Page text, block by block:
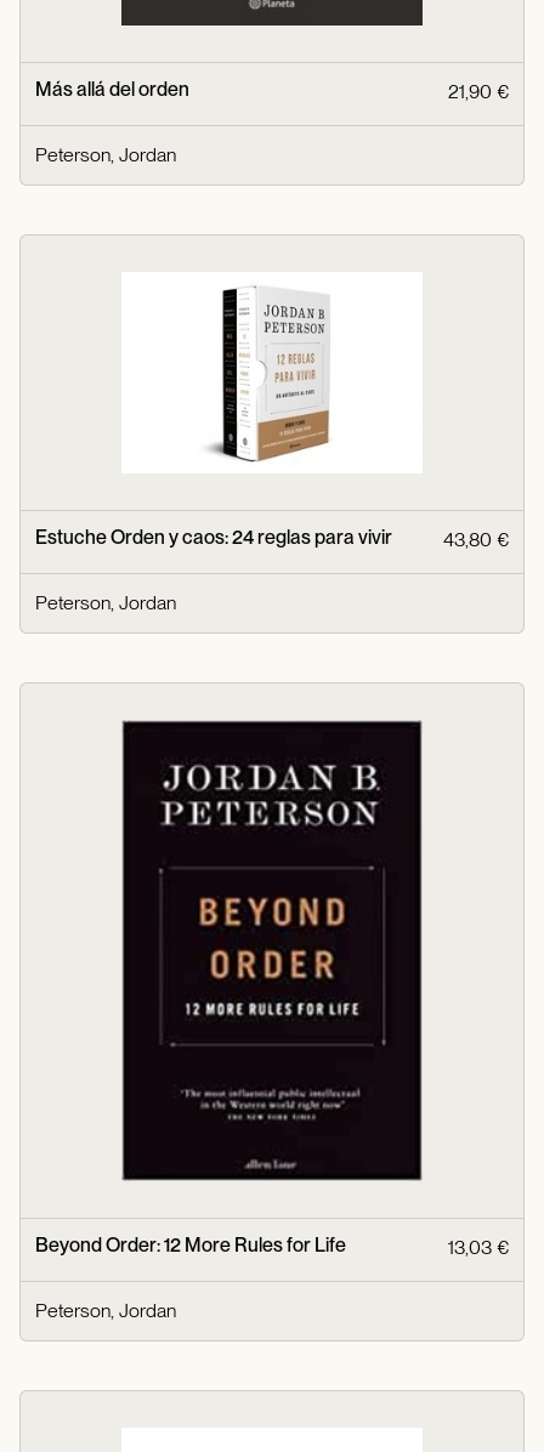
Más allá del orden 21,90 €
Peterson, Jordan
Estuche Orden y caos: 24 reglas para vivir 43,80 €
Peterson, Jordan
Beyond Order: 12 More Rules for Life 13,03 €
Peterson, Jordan